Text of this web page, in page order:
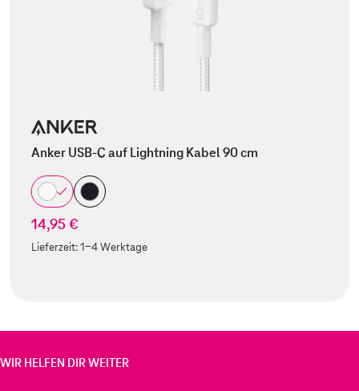
Anker USB-C auf Lightning Kabel 90 cm
14,95 €
Lieferzeit:1-4 Werktage
WIR HELFEN DIR WEITER